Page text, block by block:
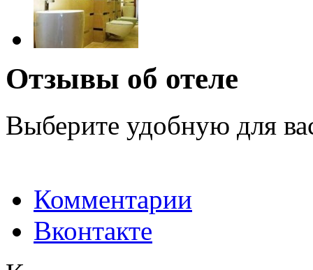
Отзывы об отеле
Выберите удобную для
Комментарии
Вконтакте